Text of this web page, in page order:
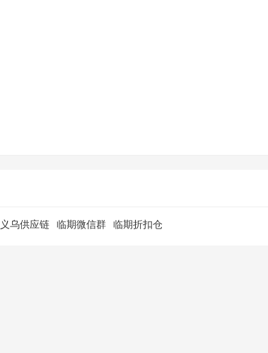
义乌供应链 临期微信群 临期折扣仓